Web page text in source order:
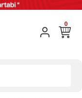
0